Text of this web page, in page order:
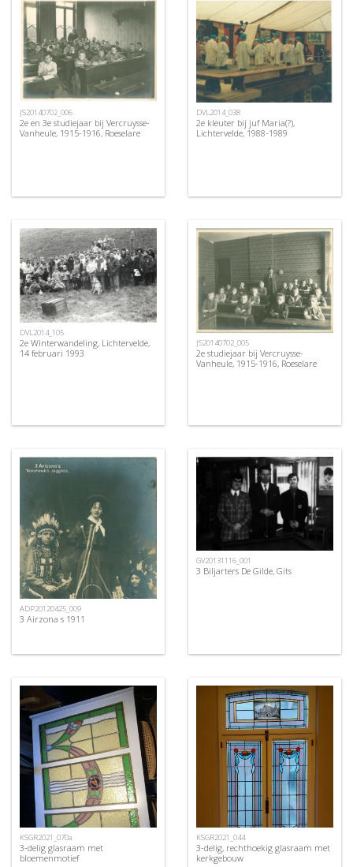
JS20140702_006
2e en 3e studiejaar bij Vercruysse-
Vanheule, 1915-1916, Roeselare
DVL2014_038
2e kleuter bij juf Maria(?),
Lichtervelde, 1988-1989
DVL2014_105
2e Winterwandeling, Lichtervelde,
14 februari 1993
JS20140702_005
2e studiejaar bij Vercruysse-
Vanheule, 1915-1916, Roeselare
ADP20120425_009
3 Airzona s 1911
GV20131116_001
3 Biljarters De Gilde, Gits
KSGR2021_070a
3-delig glasraam met
bloemenmotief
KSGR2021_044
3-delig, rechthoekig glasraam met
kerkgebouw